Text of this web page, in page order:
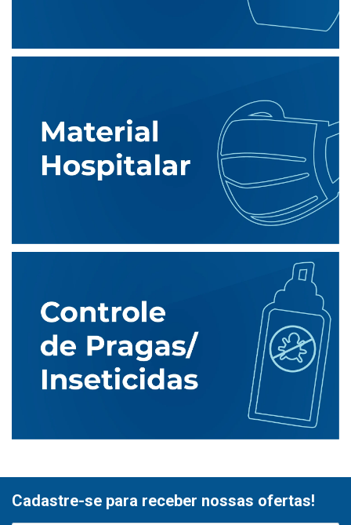
Cadastre-se para receber nossas ofertas!